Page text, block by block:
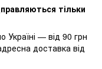
тільки
— від 90 грн
доставка від